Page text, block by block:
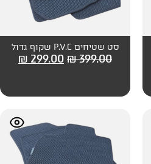
299.00
₪